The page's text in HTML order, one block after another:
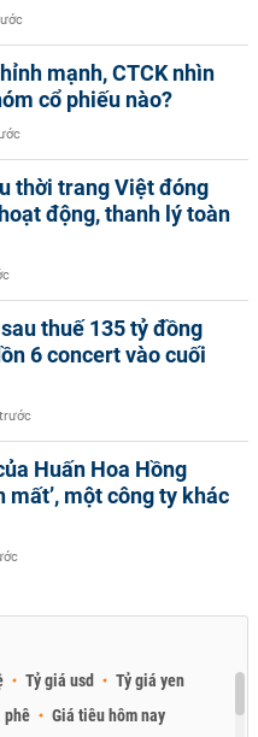
mạnh, CTCK nhìn
cổ phiếu nào?
thời trang Việt đóng
động, thanh lý toàn
thuế 135 tỷ đồng
6 concert vào cuối
Huấn Hoa Hồng
mất’, một công ty khác
Tỷ giá usd
Tỷ giá yen
phê Giá tiêu hôm nay